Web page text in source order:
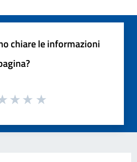
chiare le informazioni